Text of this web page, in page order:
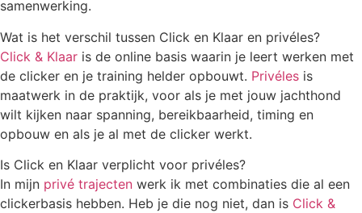
samenwerking.
Wat is het verschil tussen Click en Klaar en privéles?
Click & Klaar is de online basis waarin je leert werken met
de clicker en je training helder opbouwt. Privéles is
maatwerk in de praktijk, voor als je met jouw jachthond
wilt kijken naar spanning, bereikbaarheid, timing en
opbouw en als je al met de clicker werkt.
Is Click en Klaar verplicht voor privéles?
In mijn privé trajecten werk ik met combinaties die al een
clickerbasis hebben. Heb je die nog niet, dan is Click &